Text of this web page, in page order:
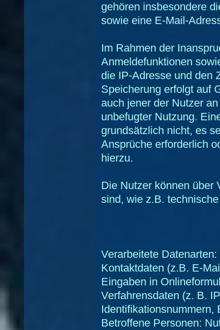
gehören insbesondere
sowie eine E-Mail-
Im Rahmen der
Anmeldefunktionen
die IP-Adresse und den
Speicherung erfolgt auf
auch jener der Nutzer
unbefugter Nutzung.
grundsätzlich nicht, es
Ansprüche erforderlich
hierzu.
Die Nutzer können über
sind, wie z.B.
Verarbeitete
Kontaktdaten (z.B. E-
Eingaben in
Verfahrensdaten (z. B.
Identifikationsnummern,
Betroffene Personen: